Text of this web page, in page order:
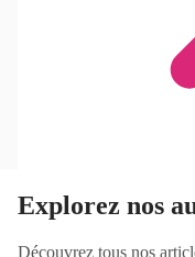
Explorez nos
Découvrez tous nos